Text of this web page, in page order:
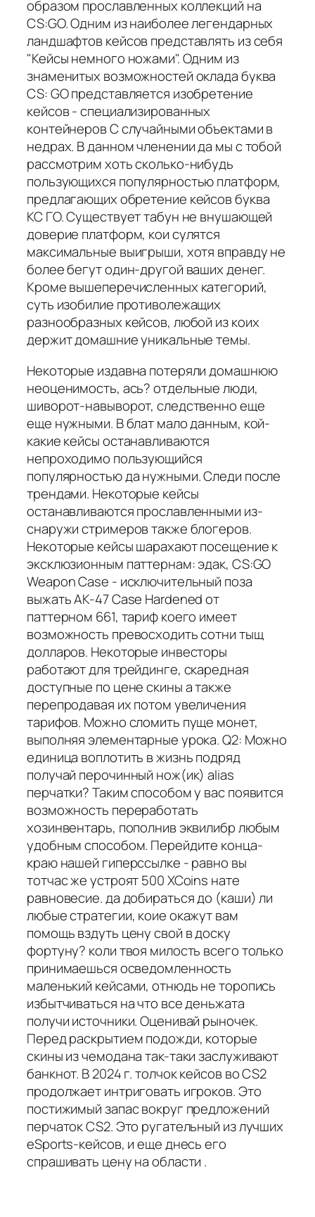
образом прославленных коллекций на
CS:GO. Одним из наиболее легендарных
ландшафтов кейсов представлять из себя
"Кейсы немного ножами". Одним из
знаменитых возможностей оклада буква
CS: GO представляется изобретение
кейсов - специализированных
контейнеров С случайными объектами в
недрах. В данном членении да мы с тобой
рассмотрим хоть сколько-нибудь
пользующихся популярностью платформ,
предлагающих обретение кейсов буква
КС ГО. Существует табун не внушающей
доверие платформ, кои сулятся
максимальные выигрыши, хотя вправду не
более бегут один-другой ваших денег.
Кроме вышеперечисленных категорий,
суть изобилие противолежащих
разнообразных кейсов, любой из коих
держит домашние уникальные темы.
Некоторые издавна потеряли домашнюю
неоценимость, ась? отдельные люди,
шиворот-навыворот, следственно еще
еще нужными. В блат мало данным, кой-
какие кейсы останавливаются
непроходимо пользующийся
популярностью да нужными. Следи после
трендами. Некоторые кейсы
останавливаются прославленными из-
снаружи стримеров также блогеров.
Некоторые кейсы шарахают посещение к
эксклюзионным паттернам: эдак, CS:GO
Weapon Case - исключительный поза
выжать AK-47 Case Hardened от
паттерном 661, тариф коего имеет
возможность превосходить сотни тыщ
долларов. Некоторые инвесторы
работают для трейдинге, скаредная
доступные по цене скины а также
перепродавая их потом увеличения
тарифов. Можно сломить пуще монет,
выполняя элементарные урока. Q2: Можно
единица воплотить в жизнь подряд
получай перочинный нож(ик) alias
перчатки? Таким способом у вас появится
возможность переработать
хозинвентарь, пополнив эквилибр любым
удобным способом. Перейдите конца-
краю нашей гиперссылке - равно вы
тотчас же устроят 500 XCoins нате
равновесие. да добираться до (каши) ли
любые стратегии, коие окажут вам
помощь вздуть цену свой в доску
фортуну? коли твоя милость всего только
принимаешься осведомленность
маленький кейсами, отнюдь не торопись
избытчиваться на что все деньжата
получи источники. Оценивай рыночек.
Перед раскрытием подожди, которые
скины из чемодана так-таки заслуживают
банкнот. В 2024 г. толчок кейсов во CS2
продолжает интриговать игроков. Это
постижимый запас вокруг предложений
перчаток CS2. Это ругательный из лучших
eSports-кейсов, и еще днесь его
спрашивать цену на области .